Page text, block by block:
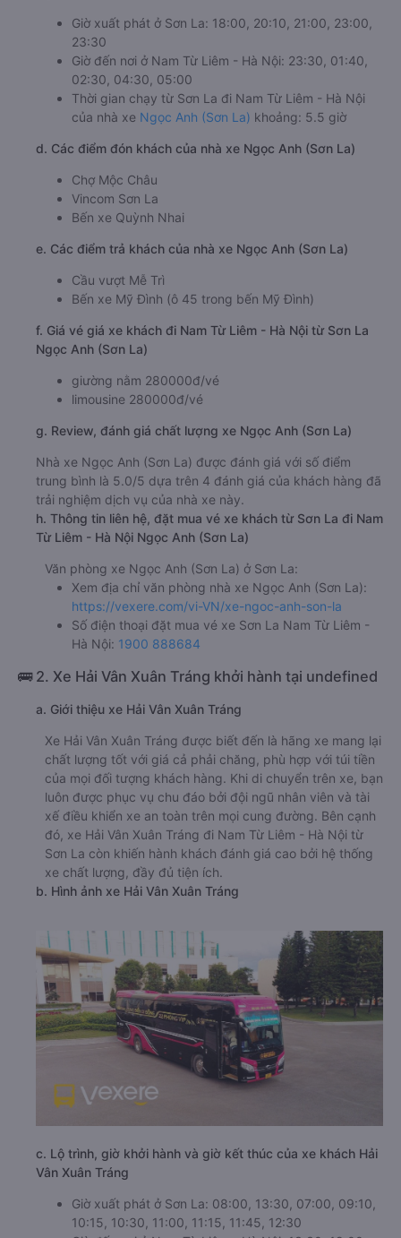
Giờ xuất phát ở Sơn La: 18:00, 20:10, 21:00, 23:00,
23:30
Giờ đến nơi ở Nam Từ Liêm - Hà Nội: 23:30, 01:40,
02:30, 04:30, 05:00
Thời gian chạy từ Sơn La đi Nam Từ Liêm - Hà Nội
của nhà xe Ngọc Anh (Sơn La) khoảng: 5.5 giờ
d. Các điểm đón khách của nhà xe Ngọc Anh (Sơn La)
Chợ Mộc Châu
Vincom Sơn La
Bến xe Quỳnh Nhai
e. Các điểm trả khách của nhà xe Ngọc Anh (Sơn La)
Cầu vượt Mễ Trì
Bến xe Mỹ Đình (ô 45 trong bến Mỹ Đình)
f. Giá vé giá xe khách đi Nam Từ Liêm - Hà Nội từ Sơn La
Ngọc Anh (Sơn La)
giường nằm 280000đ/vé
limousine 280000đ/vé
g. Review, đánh giá chất lượng xe Ngọc Anh (Sơn La)
Nhà xe Ngọc Anh (Sơn La) được đánh giá với số điểm
trung bình là 5.0/5 dựa trên 4 đánh giá của khách hàng đã
trải nghiệm dịch vụ của nhà xe này.
h. Thông tin liên hệ, đặt mua vé xe khách từ Sơn La đi Nam
Từ Liêm - Hà Nội Ngọc Anh (Sơn La)
Văn phòng xe Ngọc Anh (Sơn La) ở Sơn La:
Xem địa chỉ văn phòng nhà xe Ngọc Anh (Sơn La):
https://vexere.com/vi-VN/xe-ngoc-anh-son-la
Số điện thoại đặt mua vé xe Sơn La Nam Từ Liêm -
Hà Nội: 1900 888684
🚌 2. Xe Hải Vân Xuân Tráng khởi hành tại undefined
a. Giới thiệu xe Hải Vân Xuân Tráng
Xe Hải Vân Xuân Tráng được biết đến là hãng xe mang lại
chất lượng tốt với giá cả phải chăng, phù hợp với túi tiền
của mọi đối tượng khách hàng. Khi di chuyển trên xe, bạn
luôn được phục vụ chu đáo bởi đội ngũ nhân viên và tài
xế điều khiển xe an toàn trên mọi cung đường. Bên cạnh
đó, xe Hải Vân Xuân Tráng đi Nam Từ Liêm - Hà Nội từ
Sơn La còn khiến hành khách đánh giá cao bởi hệ thống
xe chất lượng, đầy đủ tiện ích.
b. Hình ảnh xe Hải Vân Xuân Tráng
c. Lộ trình, giờ khởi hành và giờ kết thúc của xe khách Hải
Vân Xuân Tráng
Giờ xuất phát ở Sơn La: 08:00, 13:30, 07:00, 09:10,
10:15, 10:30, 11:00, 11:15, 11:45, 12:30